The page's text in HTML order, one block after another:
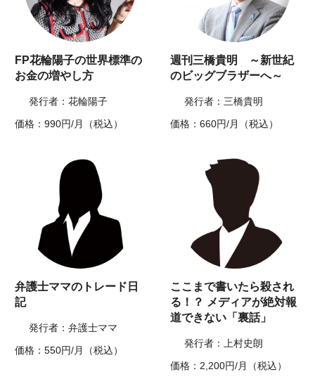
FP花輪陽子の世界標準の
お金の増やし方
発行者：花輪陽子
価格：990円/月（税込）
週刊三橋貴明 ～新世紀
のビッグブラザーへ～
発行者：三橋貴明
価格：660円/月（税込）
弁護士ママのトレード日
記
発行者：弁護士ママ
価格：550円/月（税込）
ここまで書いたら殺され
る！？ メディアが絶対報
道できない「裏話」
発行者：上村史朗
価格：2,200円/月（税込）